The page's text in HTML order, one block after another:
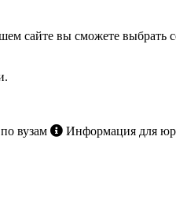
сайте вы сможете выбрать
вузам Информация для